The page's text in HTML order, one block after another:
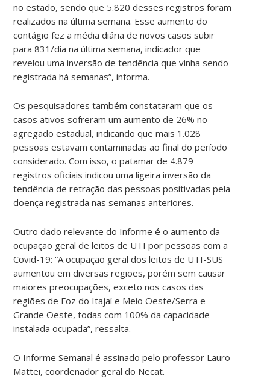
no estado, sendo que 5.820 desses registros foram
realizados na última semana. Esse aumento do
contágio fez a média diária de novos casos subir
para 831/dia na última semana, indicador que
revelou uma inversão de tendência que vinha sendo
registrada há semanas”, informa.
Os pesquisadores também constataram que os
casos ativos sofreram um aumento de 26% no
agregado estadual, indicando que mais 1.028
pessoas estavam contaminadas ao final do período
considerado. Com isso, o patamar de 4.879
registros oficiais indicou uma ligeira inversão da
tendência de retração das pessoas positivadas pela
doença registrada nas semanas anteriores.
Outro dado relevante do Informe é o aumento da
ocupação geral de leitos de UTI por pessoas com a
Covid-19: “A ocupação geral dos leitos de UTI-SUS
aumentou em diversas regiões, porém sem causar
maiores preocupações, exceto nos casos das
regiões de Foz do Itajaí e Meio Oeste/Serra e
Grande Oeste, todas com 100% da capacidade
instalada ocupada”, ressalta.
O Informe Semanal é assinado pelo professor Lauro
Mattei, coordenador geral do Necat.